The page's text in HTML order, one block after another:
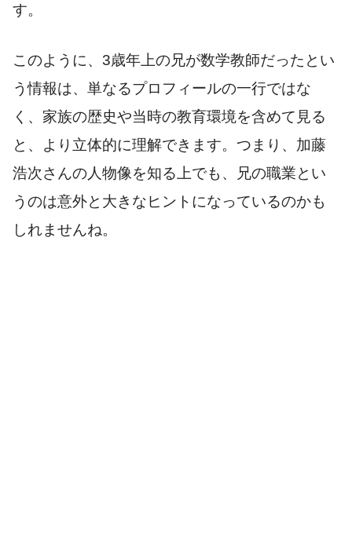
す。
このように、3歳年上の兄が数学教師だったとい
う情報は、単なるプロフィールの一行ではな
く、家族の歴史や当時の教育環境を含めて見る
と、より立体的に理解できます。つまり、加藤
浩次さんの人物像を知る上でも、兄の職業とい
うのは意外と大きなヒントになっているのかも
しれませんね。